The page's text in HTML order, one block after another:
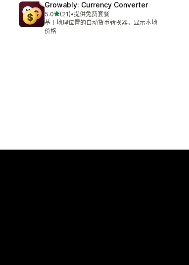
Growably: Currency Converter
5.0星（满分 5 星）
(21)
总共 21 条评论
•提供免费套餐
基于地理位置的自动货币转换器，显示本地
价格